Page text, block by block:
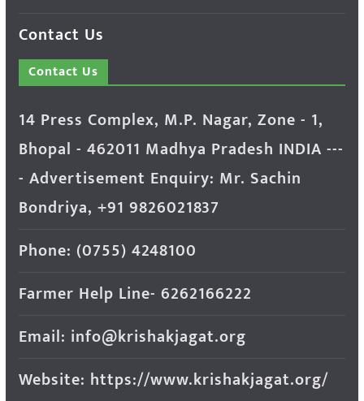
Contact Us
Contact Us
14 Press Complex, M.P. Nagar, Zone - 1,
Bhopal - 462011 Madhya Pradesh INDIA ---
- Advertisement Enquiry: Mr. Sachin
Bondriya, +91 9826021837
Phone: (0755) 4248100
Farmer Help Line- 6262166222
Email: info@krishakjagat.org
Website: https://www.krishakjagat.org/